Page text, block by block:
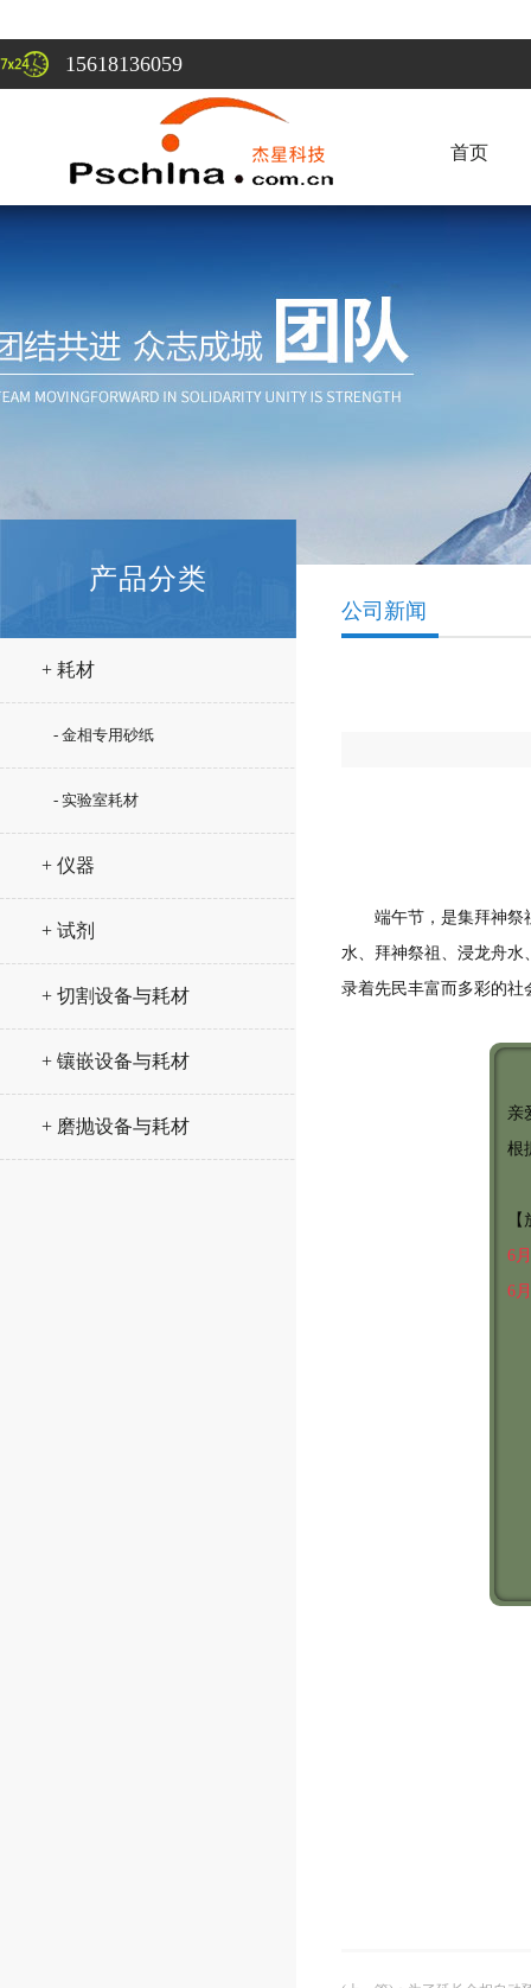
15618136059
首页
产品分类
+ 耗材
- 金相专用砂纸
- 实验室耗材
+ 仪器
+ 试剂
+ 切割设备与耗材
+ 镶嵌设备与耗材
+ 磨抛设备与耗材
公司新闻
端午节，是集拜神祭祖
水、拜神祭祖、浸龙舟水
录着先民丰富而多彩的社
亲
根
6
6